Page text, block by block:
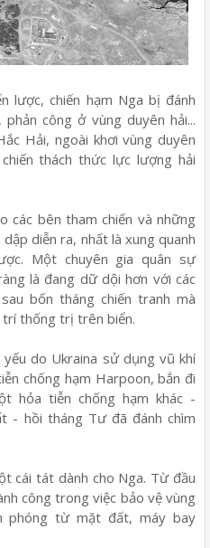
lược, chiến hạm Nga bị đánh
công ở vùng duyên hải...
Hải, ngoài khơi vùng duyên
thách thức lực lượng hải
các bên tham chiến và những
diễn ra, nhất là xung quanh
Một chuyên gia quân sự
là đang dữ dội hơn với các
bốn tháng chiến tranh mà
thống trị trên biển.
do Ukraina sử dụng vũ khí
chống hạm Harpoon, bắn đi
hỏa tiễn chống hạm khác -
- hồi tháng Tư đã đánh chìm
cái tát dành cho Nga. Từ đầu
công trong việc bảo vệ vùng
phóng từ mặt đất, máy bay